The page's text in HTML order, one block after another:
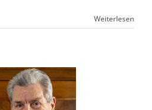
Weiterlesen